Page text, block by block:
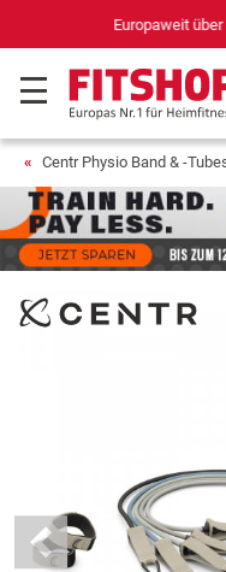
für
Centr Physio Band & -
Previous